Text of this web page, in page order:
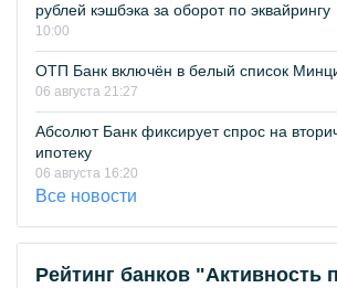
рублей кэшбэка за оборот по эквайрингу
10:00
ОТП Банк включён в белый список
06 августа 21:27
Абсолют Банк фиксирует спрос на
ипотеку
06 августа 16:20
Все новости
Рейтинг банков "Активность